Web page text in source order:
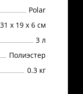
Polar
31 х 19 х 6 см
3 л
Полиэстер
0.3 кг